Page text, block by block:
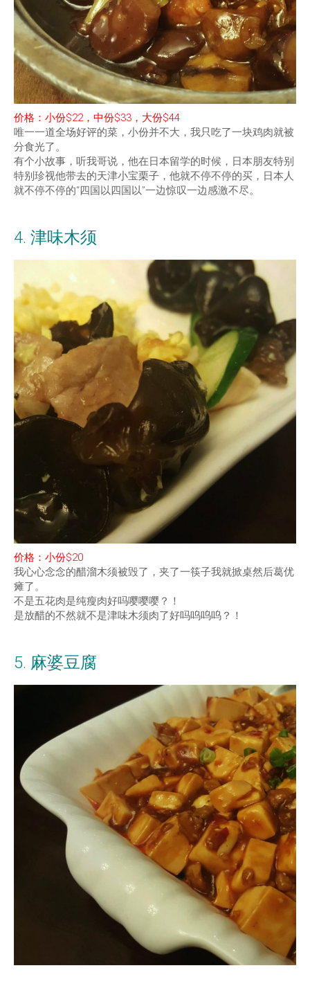
价格：小份$22，中份$33，大份$44
唯一一道全场好评的菜，小份并不大，我只吃了一块鸡肉就被
分食光了。
有个小故事，听我哥说，他在日本留学的时候，日本朋友特别
特别珍视他带去的天津小宝栗子，他就不停不停的买，日本人
就不停不停的“四国以四国以”一边惊叹一边感激不尽。
4. 津味木须
价格：小份$20
我心心念念的醋溜木须被毁了，夹了一筷子我就掀桌然后葛优
瘫了。
不是五花肉是纯瘦肉好吗嘤嘤嘤？！
是放醋的不然就不是津味木须肉了好吗呜呜呜？！
5. 麻婆豆腐